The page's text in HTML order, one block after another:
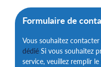
Formulaire de
Vous souhaitez contacter
dédié Si vous souhaitez
service, veuillez remplir